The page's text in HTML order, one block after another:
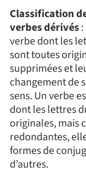
Classification
verbes dérivés
verbe dont les
sont toutes
supprimées et
changement de
sens. Un verbe
dont les lettres
originales, mais
redondantes,
formes de
d’autres.